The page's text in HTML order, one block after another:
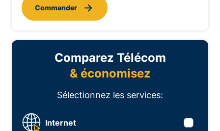
Commander
Comparez Télécom
& économisez
Sélectionnez les services:
Internet